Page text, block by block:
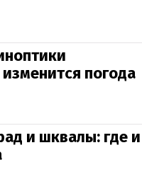
погода
и шквалы: где и